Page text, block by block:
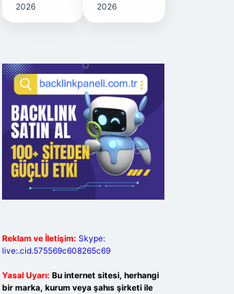
2026
2026
Reklam ve İletişim: Skype:
live:.cid.575569c608265c69
Yasal Uyarı: Bu internet sitesi, herhangi
bir marka, kurum veya şahıs şirketi ile